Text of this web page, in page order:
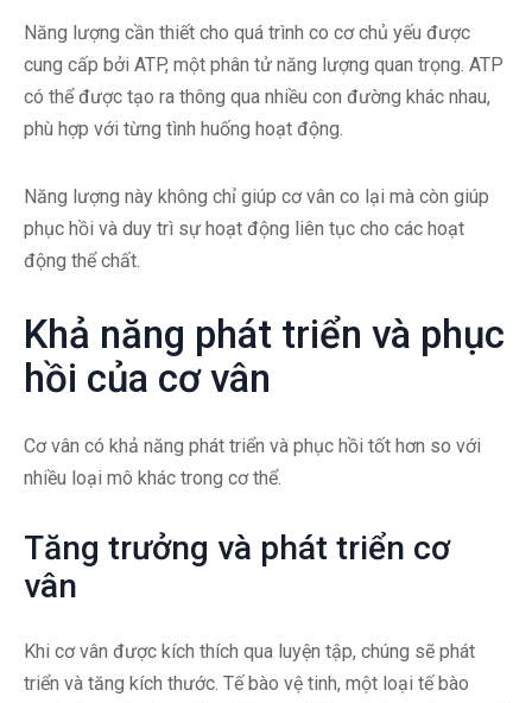
Năng lượng cần thiết cho quá trình co cơ chủ yếu được
cung cấp bởi ATP, một phân tử năng lượng quan trọng. ATP
có thể được tạo ra thông qua nhiều con đường khác nhau,
phù hợp với từng tình huống hoạt động.
Năng lượng này không chỉ giúp cơ vân co lại mà còn giúp
phục hồi và duy trì sự hoạt động liên tục cho các hoạt
động thể chất.
Khả năng phát triển và phục
hồi của cơ vân
Cơ vân có khả năng phát triển và phục hồi tốt hơn so với
nhiều loại mô khác trong cơ thể.
Tăng trưởng và phát triển cơ
vân
Khi cơ vân được kích thích qua luyện tập, chúng sẽ phát
triển và tăng kích thước. Tế bào vệ tinh, một loại tế bào